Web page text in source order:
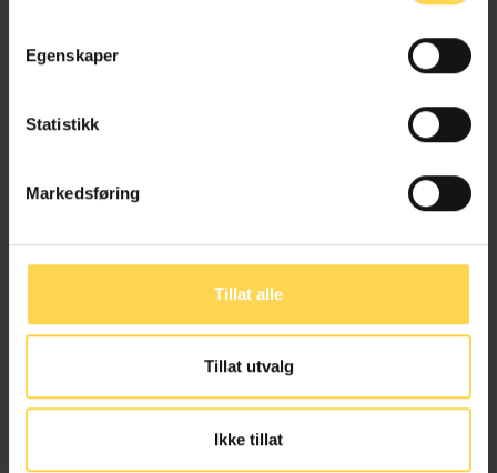
Egenskaper
Statistikk
Markedsføring
Tillat alle
Tillat utvalg
Ikke tillat